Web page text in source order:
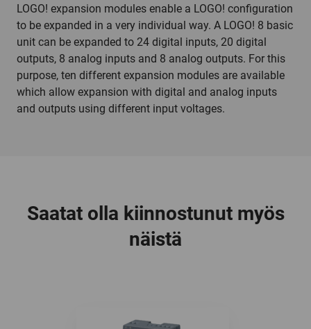
LOGO! expansion modules enable a LOGO! configuration
to be expanded in a very individual way. A LOGO! 8 basic
unit can be expanded to 24 digital inputs, 20 digital
outputs, 8 analog inputs and 8 analog outputs. For this
purpose, ten different expansion modules are available
which allow expansion with digital and analog inputs
and outputs using different input voltages.
Saatat olla kiinnostunut myös
näistä